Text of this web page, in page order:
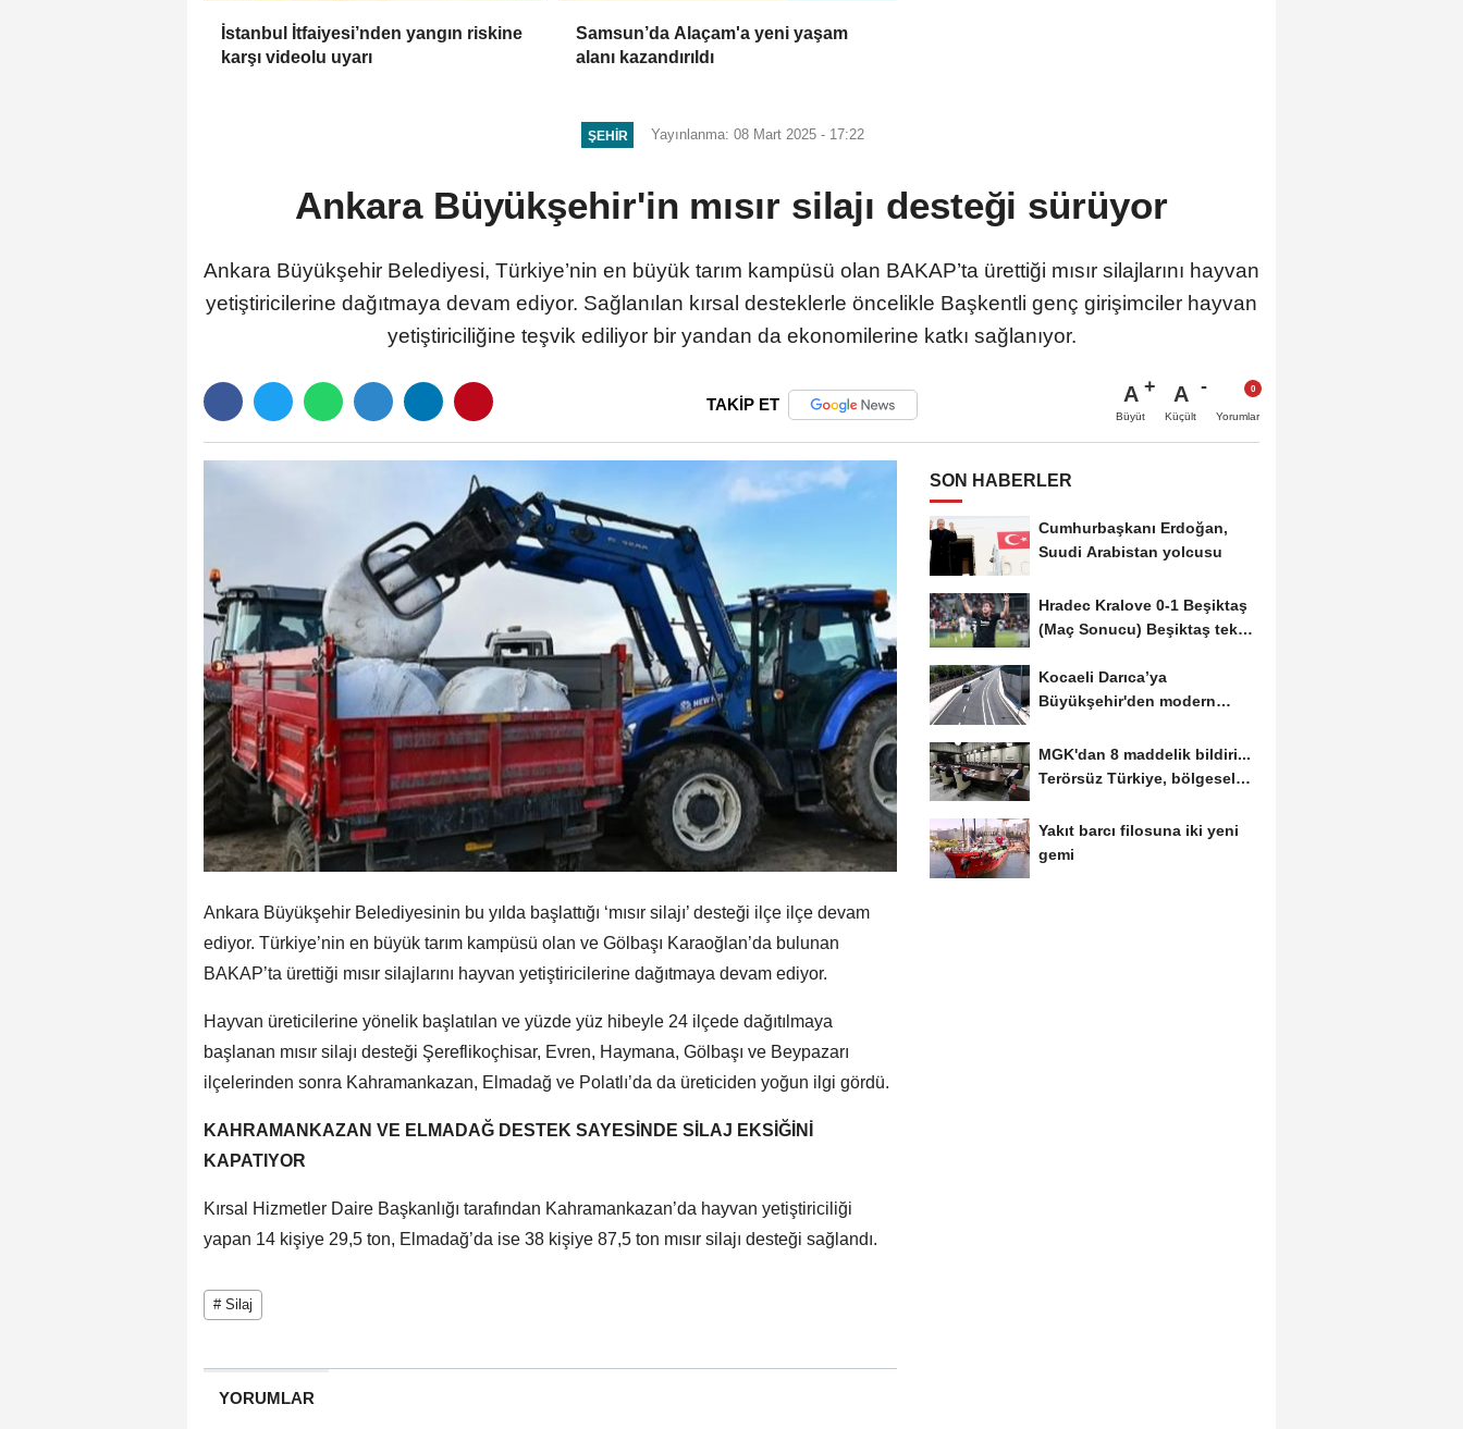
İstanbul İtfaiyesi’nden yangın riskine
karşı videolu uyarı
Samsun’da Alaçam'a yeni yaşam
alanı kazandırıldı
ŞEHIR Yayınlanma: 08 Mart 2025 - 17:22
Ankara Büyükşehir'in mısır silajı desteği sürüyor
Ankara Büyükşehir Belediyesi, Türkiye’nin en büyük tarım kampüsü olan BAKAP’ta ürettiği mısır silajlarını hayvan
yetiştiricilerine dağıtmaya devam ediyor. Sağlanılan kırsal desteklerle öncelikle Başkentli genç girişimciler hayvan
yetiştiriciliğine teşvik ediliyor bir yandan da ekonomilerine katkı sağlanıyor.
TAKİP ET A
Büyüt
A
Küçült Yorumlar
Ankara Büyükşehir Belediyesinin bu yılda başlattığı ‘mısır silajı’ desteği ilçe ilçe devam
ediyor. Türkiye’nin en büyük tarım kampüsü olan ve Gölbaşı Karaoğlan’da bulunan
BAKAP’ta ürettiği mısır silajlarını hayvan yetiştiricilerine dağıtmaya devam ediyor.
Hayvan üreticilerine yönelik başlatılan ve yüzde yüz hibeyle 24 ilçede dağıtılmaya
başlanan mısır silajı desteği Şereflikoçhisar, Evren, Haymana, Gölbaşı ve Beypazarı
ilçelerinden sonra Kahramankazan, Elmadağ ve Polatlı’da da üreticiden yoğun ilgi gördü.
KAHRAMANKAZAN VE ELMADAĞ DESTEK SAYESİNDE SİLAJ EKSİĞİNİ
KAPATIYOR
Kırsal Hizmetler Daire Başkanlığı tarafından Kahramankazan’da hayvan yetiştiriciliği
yapan 14 kişiye 29,5 ton, Elmadağ’da ise 38 kişiye 87,5 ton mısır silajı desteği sağlandı.
# Silaj
YORUMLAR
SON HABERLER
Cumhurbaşkanı Erdoğan,
Suudi Arabistan yolcusu
Hradec Kralove 0-1 Beşiktaş
(Maç Sonucu) Beşiktaş tek
Kocaeli Darıca’ya
Büyükşehir'den modern
MGK'dan 8 maddelik bildiri...
Terörsüz Türkiye, bölgesel
Yakıt barcı filosuna iki yeni
gemi